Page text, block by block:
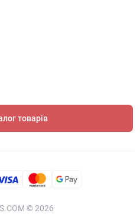
товарів
© 2026